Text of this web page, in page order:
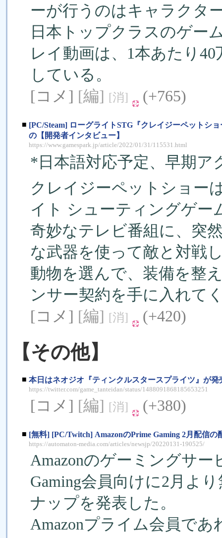
ーが行うのはキャラクタ
日本トップクラスのゲー
レイ動画は、1本あたり
している。
[コメ] [編] [消] (+765)
■ [PC/Steam] ローグライトSTG『クレイジーペットシ
の【開発者インタビュー】
https://www.gamespark.jp/article/2022/01/31/115531.html
*日本語対応予定、早期ア
クレイジーペットショー
イト シューティングゲー
奇妙なテレビ番組に、突
な武器を使って敵と対戦
動物を選んで、装備を整
ンサー契約を手に入れて
[コメ] [編] [消] (+420)
【その他】
■ 本日はネオジオ『ティンクルスタースプライツ』が
https://twitter.com/game_tanteidan/status/1488091868185653251
[コメ] [編] [消] (+380)
■ [無料] [PC/Twitch] AmazonのPrime Gaming 2月配信
https://automaton-media.com/articles/newsjp/20220131-190525/
Amazonのゲーミングサー
Gaming会員向けに2月よ
ナップを発表した。
Amazonプライム会員で